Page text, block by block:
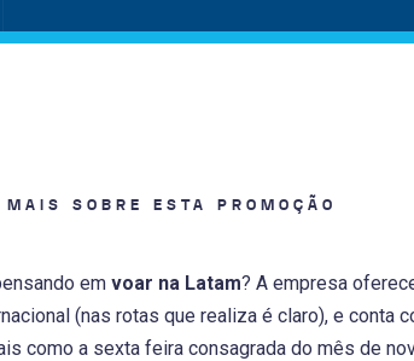
SOBRE ESTA PROMOÇÃO
em voar na Latam? A empresa
(nas rotas que realiza é claro), e conta
como a sexta feira consagrada do mês de